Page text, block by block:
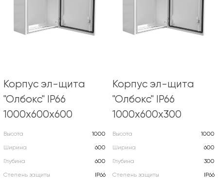
Корпус эл-щита
"Олбокс" IP66
1000х600х600
Высота
1000
Ширина
600
Глубина
600
Степень защиты
IP66
Корпус эл-щита
"Олбокс" IP66
1000х600х300
Высота
1000
Ширина
600
Глубина
300
Степень защиты
IP66